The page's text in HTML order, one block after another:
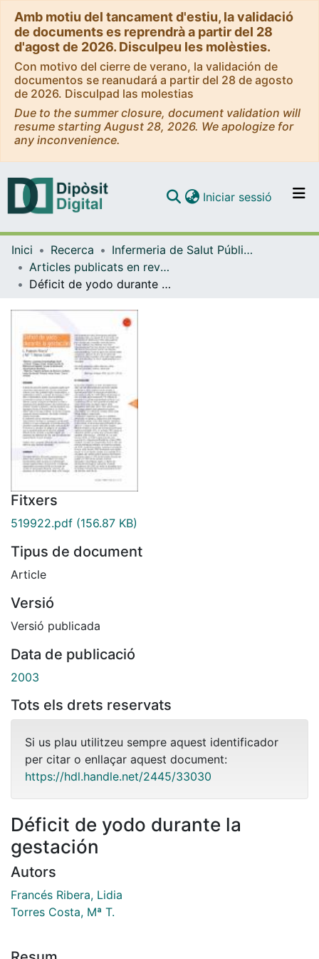
Amb motiu del tancament d'estiu, la validació
de documents es reprendrà a partir del 28
d'agost de 2026. Disculpeu les molèsties.
Con motivo del cierre de verano, la validación de
documentos se reanudará a partir del 28 de agosto
de 2026. Disculpad las molestias
Due to the summer closure, document validation will
resume starting August 28, 2026. We apologize for
any inconvenience.
Navega per tot el DD
Iniciar sessió (current)
Inici Recerca
Infermeria de Salut Pública, Salut Mental i Maternoinfantil
Articles publicats en revistes (Infermeria de Salut Pública, Salut mental i Maternoinfantil)
Déficit de yodo durante la gestación
Fitxers
519922.pdf (156.87 KB)
Tipus de document
Article
Versió
Versió publicada
Data de publicació
2003
Tots els drets reservats
Si us plau utilitzeu sempre aquest identificador
per citar o enllaçar aquest document:
https://hdl.handle.net/2445/33030
Déficit de yodo durante la
gestación
Autors
Francés Ribera, Lidia
Torres Costa, Mª T.